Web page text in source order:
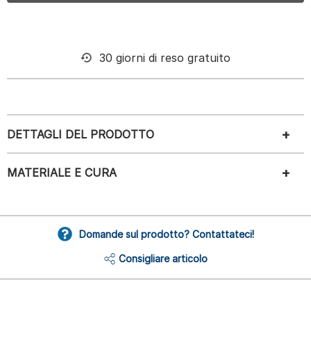
30 giorni di reso gratuito
DETTAGLI DEL PRODOTTO
MATERIALE E CURA
Domande sul prodotto? Contattateci!
Consigliare articolo